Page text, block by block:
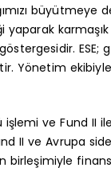
büyütmeye
karmaşık
ESE;
Yönetim ekibiyle
ve Fund II
II ve Avrupa
birleşimiyle